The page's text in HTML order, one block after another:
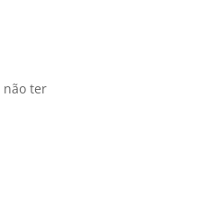
não ter